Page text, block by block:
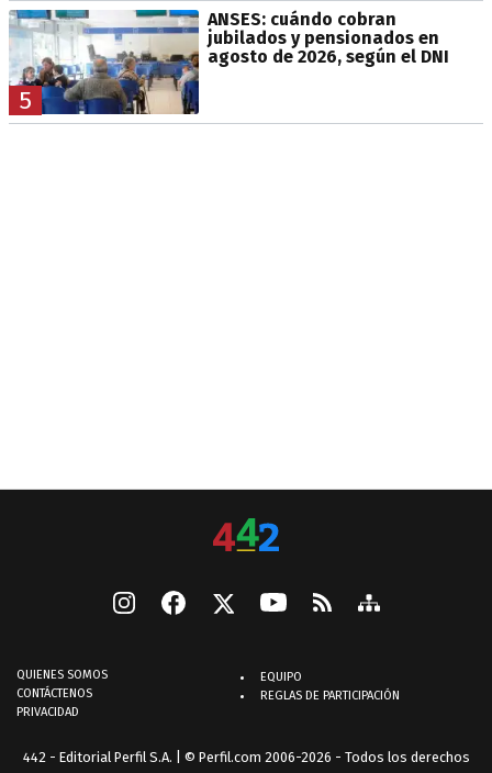
5
ANSES: cuándo cobran
jubilados y pensionados en
agosto de 2026, según el DNI
QUIENES SOMOS
CONTÁCTENOS
PRIVACIDAD
EQUIPO
REGLAS DE PARTICIPACIÓN
442 - Editorial Perfil S.A. | © Perfil.com 2006-2026 - Todos los derechos